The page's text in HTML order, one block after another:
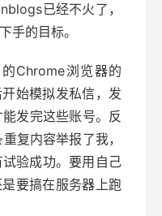
已经不火了，
手的目标。
Chrome浏览器的
始模拟发私信，发
发完这些账号。反
复内容举报了我，
验成功。要用自己
要搞在服务器上跑